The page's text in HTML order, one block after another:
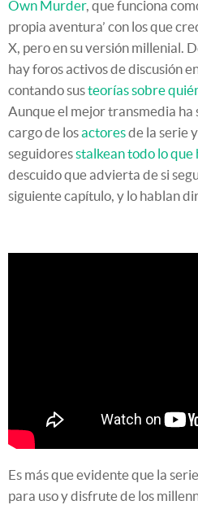
Own Murder, que funciona
propia aventura’ con los que
X, pero en su versión millenial.
hay foros activos de discusión
contando susteorías sobre
Aunque el mejor transmedia ha
cargo de losactoresde la serie
seguidoresstalkean todo lo que
descuido que advierta de si
siguiente capítulo, y lo hablan
Es más que evidente que la
para uso y disfrute de los